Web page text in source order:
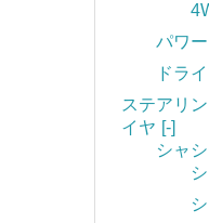
パワ
ドラ
ステアリ
イヤ [-]
シャ